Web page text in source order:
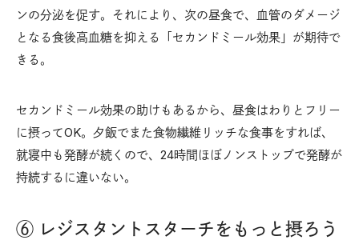
ンの分泌を促す。それにより、次の昼食で、血管のダメージ
となる食後高血糖を抑える「セカンドミール効果」が期待で
きる。
セカンドミール効果の助けもあるから、昼食はわりとフリー
に摂ってOK。夕飯でまた食物繊維リッチな食事をすれば、
就寝中も発酵が続くので、24時間ほぼノンストップで発酵が
持続するに違いない。
⑥ レジスタントスターチをもっと摂ろう